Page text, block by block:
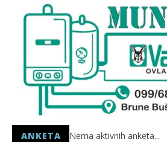
ANKETA
Nema aktivnih anketa...